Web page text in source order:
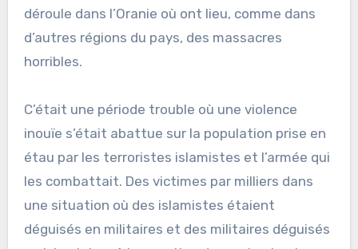
déroule dans l’Oranie où ont lieu, comme dans
d’autres régions du pays, des massacres
horribles.
C’était une période trouble où une violence
inouïe s’était abattue sur la population prise en
étau par les terroristes islamistes et l’armée qui
les combattait. Des victimes par milliers dans
une situation où des islamistes étaient
déguisés en militaires et des militaires déguisés